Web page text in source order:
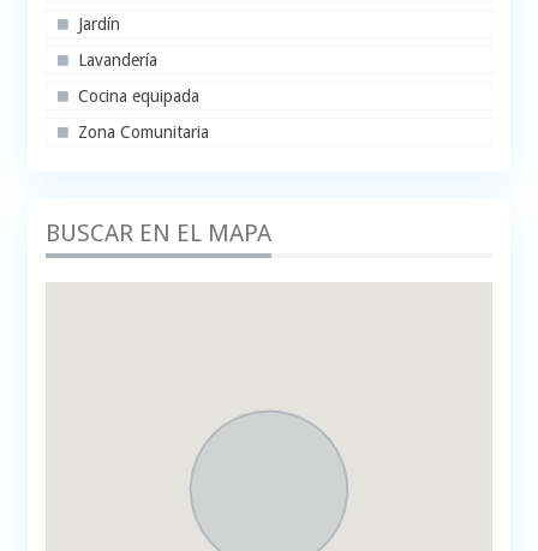
Jardín
Lavandería
Cocina equipada
Zona Comunitaria
BUSCAR EN EL MAPA